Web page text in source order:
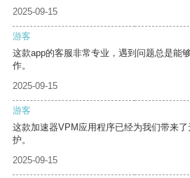
2025-09-15
游客
这款app的客服非常专业，遇到问题总是能
作。
2025-09-15
游客
这款加速器VPM应用程序已经为我们带来
护。
2025-09-15